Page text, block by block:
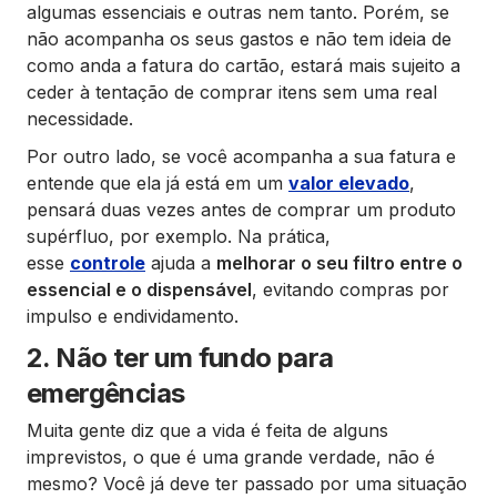
algumas essenciais e outras nem tanto. Porém, se
não acompanha os seus gastos e não tem ideia de
como anda a fatura do cartão, estará mais sujeito a
ceder à tentação de comprar itens sem uma real
necessidade.
Por outro lado, se você acompanha a sua fatura e
entende que ela já está em um valor elevado,
pensará duas vezes antes de comprar um produto
supérfluo, por exemplo. Na prática,
esse controle ajuda a melhorar o seu filtro entre o
essencial e o dispensável, evitando compras por
impulso e endividamento.
2. Não ter um fundo para
emergências
Muita gente diz que a vida é feita de alguns
imprevistos, o que é uma grande verdade, não é
mesmo? Você já deve ter passado por uma situação